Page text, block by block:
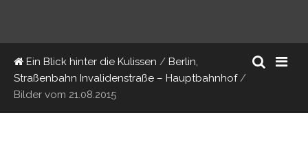
Ein Blick hinter die Kulissen / Berlin,
Straßenbahn Invalidenstraße – Hauptbahnhof/
Bilder vom 21.08.2015